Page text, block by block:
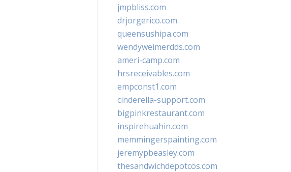
jmpbliss.com
drjorgerico.com
queensushipa.com
wendyweimerdds.com
ameri-camp.com
hrsreceivables.com
empconst1.com
cinderella-support.com
bigpinkrestaurant.com
inspirehuahin.com
memmingerspainting.com
jeremypbeasley.com
thesandwichdepotcos.com